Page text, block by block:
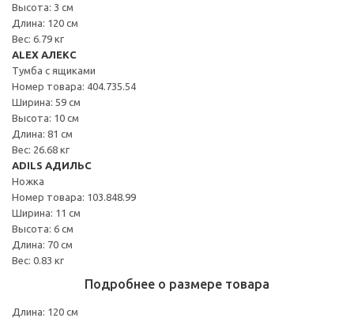
Высота: 3 см
Длина: 120 см
Вес: 6.79 кг
ALEX АЛЕКС
Тумба с ящиками
Номер товара: 404.735.54
Ширина: 59 см
Высота: 10 см
Длина: 81 см
Вес: 26.68 кг
ADILS АДИЛЬС
Ножка
Номер товара: 103.848.99
Ширина: 11 см
Высота: 6 см
Длина: 70 см
Вес: 0.83 кг
Подробнее о размере товара
Длина: 120 см